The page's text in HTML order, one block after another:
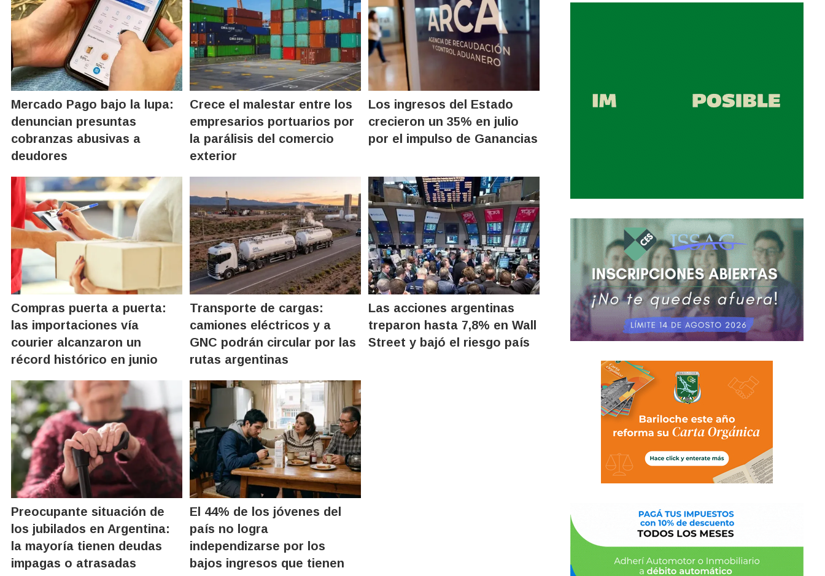
Mercado Pago bajo la lupa:
denuncian presuntas
cobranzas abusivas a
deudores
Crece el malestar entre los
empresarios portuarios por
la parálisis del comercio
exterior
Los ingresos del Estado
crecieron un 35% en julio
por el impulso de Ganancias
Compras puerta a puerta:
las importaciones vía
courier alcanzaron un
récord histórico en junio
Transporte de cargas:
camiones eléctricos y a
GNC podrán circular por las
rutas argentinas
Las acciones argentinas
treparon hasta 7,8% en Wall
Street y bajó el riesgo país
Preocupante situación de
los jubilados en Argentina:
la mayoría tienen deudas
impagas o atrasadas
El 44% de los jóvenes del
país no logra
independizarse por los
bajos ingresos que tienen